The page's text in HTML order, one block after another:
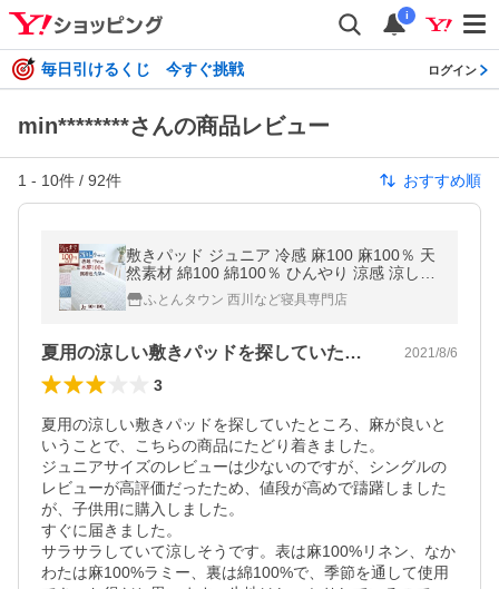
i
毎日引けるくじ 今すぐ挑戦 ログイン
min********さんの商品レビュー
1 - 10件 / 92件 おすすめ順
敷きパッド ジュニア 冷感 麻100 麻100％ 天
然素材 綿100 綿100％ ひんやり 涼感 涼しい
クール 夏 洗える 両面 リバーシブル 敷きパ
ット 子
ふとんタウン 西川など寝具専門店
夏用の涼しい敷きパッドを探していたとこ… 2021/8/6
3
夏用の涼しい敷きパッドを探していたところ、麻が良いと
いうことで、こちらの商品にたどり着きました。
ジュニアサイズのレビューは少ないのですが、シングルの
レビューが高評価だったため、値段が高めで躊躇しました
が、子供用に購入しました。
すぐに届きました。
サラサラしていて涼しそうです。表は麻100%リネン、なか
わたは麻100%ラミー、裏は綿100%で、季節を通して使用